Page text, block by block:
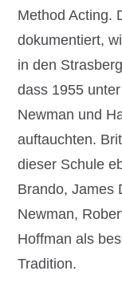
Method Acting.
dokumentiert,
in den
dass 1955
Newman und
auftauchten.
dieser Schule
Brando, James
Newman,
Hoffman als
Tradition.